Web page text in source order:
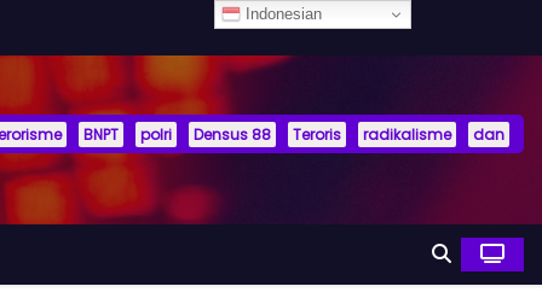
BNPT polri Densus 88 Teroris radikalisme dan
Indonesian